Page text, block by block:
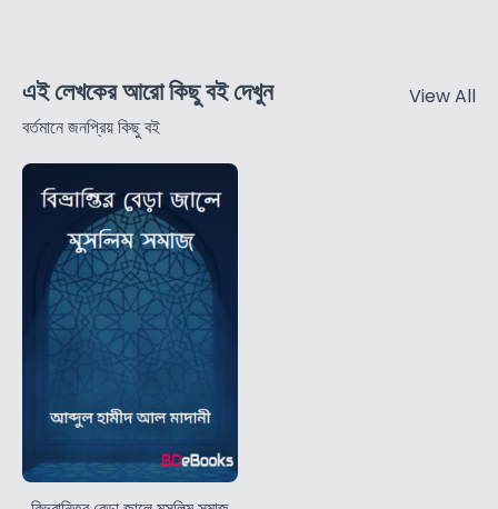
এই লেখকের আরো কিছু বই দেখুন
বর্তমানে জনপ্রিয় কিছু বই
View All